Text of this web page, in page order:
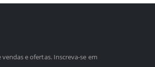
e ofertas. Inscreva-se em